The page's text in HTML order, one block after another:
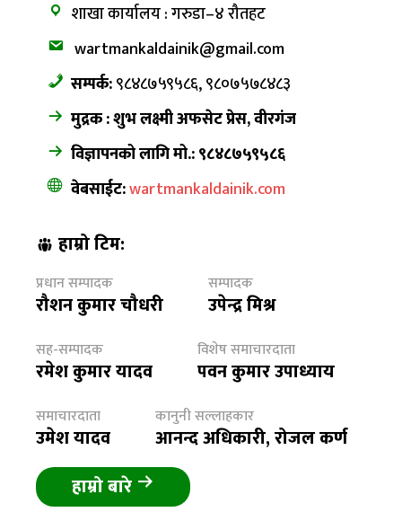
शाखा कार्यालय : गरुडा–४ रौतहट
wartmankaldainik@gmail.com
सम्पर्क:९८४८७५९५८६, ९८०७५७८४८३
मुद्रक : शुभ लक्ष्मी अफसेट प्रेस, वीरगंज
विज्ञापनको लागि मो.: ९८४८७५९५८६
वेबसाईट:wartmankaldainik.com
हाम्रो टिम:
प्रधान सम्पादक
रौशन कुमार चौधरी
सम्पादक
उपेन्द्र मिश्र
सह-सम्पादक
रमेश कुमार यादव
विशेष समाचारदाता
पवन कुमार उपाध्याय
समाचारदाता
उमेश यादव
कानुनी सल्लाहकार
आनन्द अधिकारी, रोजल कर्ण
हाम्रो बारे